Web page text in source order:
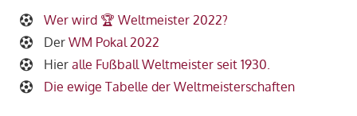
Wer wird 🏆 Weltmeister 2022?
Der WM Pokal 2022
Hier alle Fußball Weltmeister seit 1930.
Die ewige Tabelle der Weltmeisterschaften